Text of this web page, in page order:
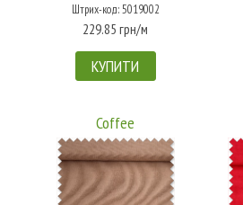
Штрих-код: 5019002
229.85 грн/м
КУПИТИ
Coffee